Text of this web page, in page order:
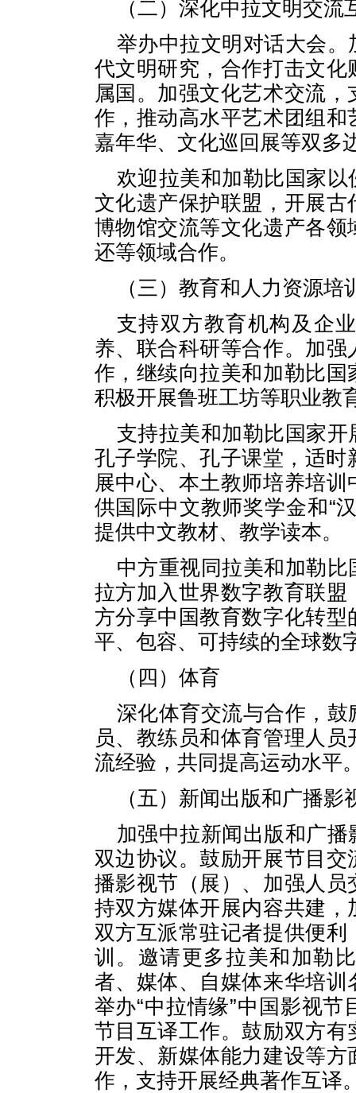
（二）深化中拉文明交流
举办中拉文明对话大会
代文明研究，合作打击文
属国。加强文化艺术交流
作，推动高水平艺术团组
嘉年华、文化巡回展等双多
欢迎拉美和加勒比国家
文化遗产保护联盟，开展
博物馆交流等文化遗产各
还等领域合作。
（三）教育和人力资源培
支持双方教育机构及企
养、联合科研等合作。加
作，继续向拉美和加勒比
积极开展鲁班工坊等职业教
支持拉美和加勒比国家
孔子学院、孔子课堂，适时
展中心、本土教师培养培
供国际中文教师奖学金和“
提供中文教材、教学读本。
中方重视同拉美和加勒
拉方加入世界数字教育联
方分享中国教育数字化转
平、包容、可持续的全球数
（四）体育
深化体育交流与合作，
员、教练员和体育管理人
流经验，共同提高运动水平
（五）新闻出版和广播影
加强中拉新闻出版和广
双边协议。鼓励开展节目
播影视节（展）、加强人
持双方媒体开展内容共建
双方互派常驻记者提供便
训。邀请更多拉美和加勒
者、媒体、自媒体来华培
举办“中拉情缘”中国影视
节目互译工作。鼓励双方
开发、新媒体能力建设等
作，支持开展经典著作互译